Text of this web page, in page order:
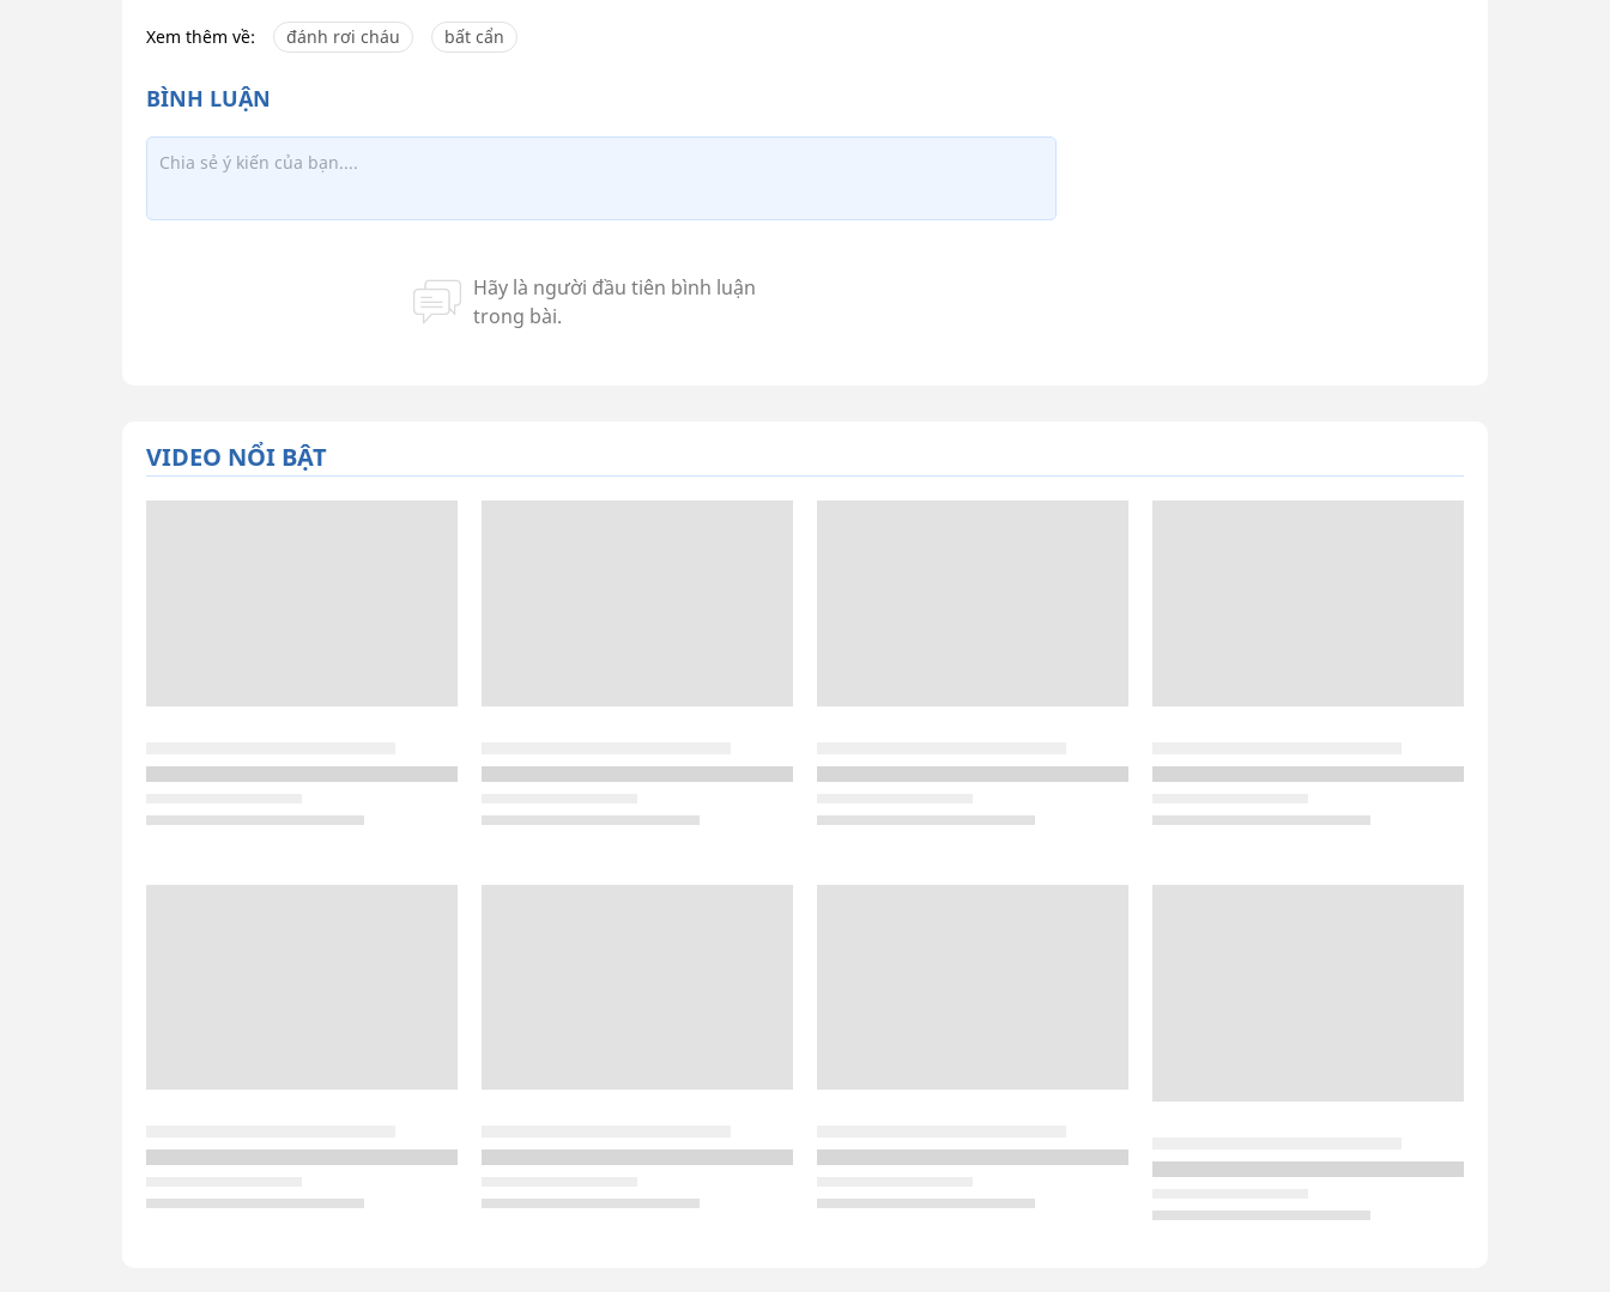
Xem thêm về: đánh rơi cháu bất cẩn
VIDEO NỔI BẬT